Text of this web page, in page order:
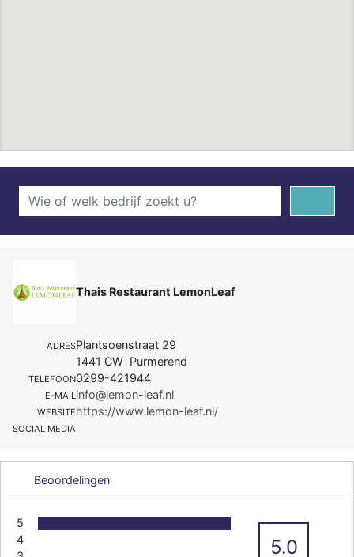
Thais Restaurant LemonLeaf
ADRESPlantsoenstraat 29
1441 CW Purmerend
TELEFOON0299-421944
E-MAILinfo@lemon-leaf.nl
WEBSITEhttps://www.lemon-leaf.nl/
SOCIAL MEDIA
Beoordelingen
5
4
5.0